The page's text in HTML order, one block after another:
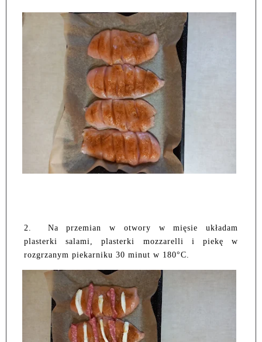
2.
Na przemian w otwory w mięsie układam
plasterki salami, plasterki mozzarelli i piekę w
rozgrzanym piekarniku 30 minut w 180°C.